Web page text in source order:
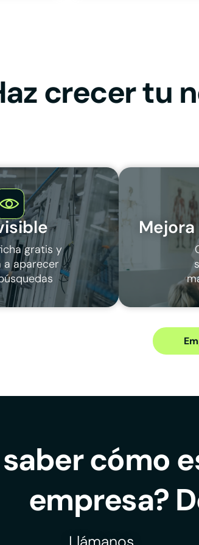
crecer tu
gratis y
a aparecer
cómo
empresa?